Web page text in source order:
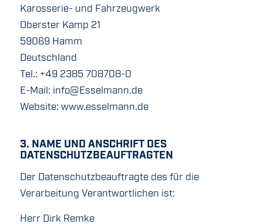
Karosserie- und Fahrzeugwerk
Oberster Kamp 21
59069 Hamm
Deutschland
Tel.: +49 2385 708708-0
E-Mail: info@Esselmann.de
Website: www.esselmann.de
3. NAME UND ANSCHRIFT DES
DATENSCHUTZBEAUFTRAGTEN
Der Datenschutzbeauftragte des für die
Verarbeitung Verantwortlichen ist:
Herr Dirk Remke